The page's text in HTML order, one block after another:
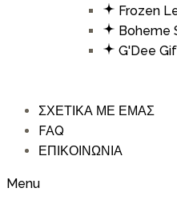
Frozen
Boheme
G'Dee
ΣΧΕΤΙΚΑ ΜΕ ΕΜΑΣ
FAQ
ΕΠΙΚΟΙΝΩΝΙΑ
Menu